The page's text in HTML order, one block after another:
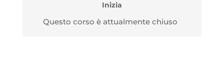
Inizia
Questo corso è attualmente chiuso